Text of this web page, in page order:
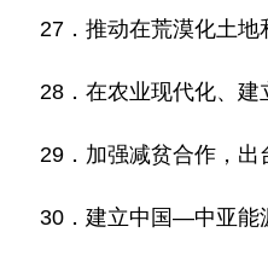
27．推动在荒漠化土地
28．在农业现代化、建
29．加强减贫合作，出
30．建立中国—中亚能